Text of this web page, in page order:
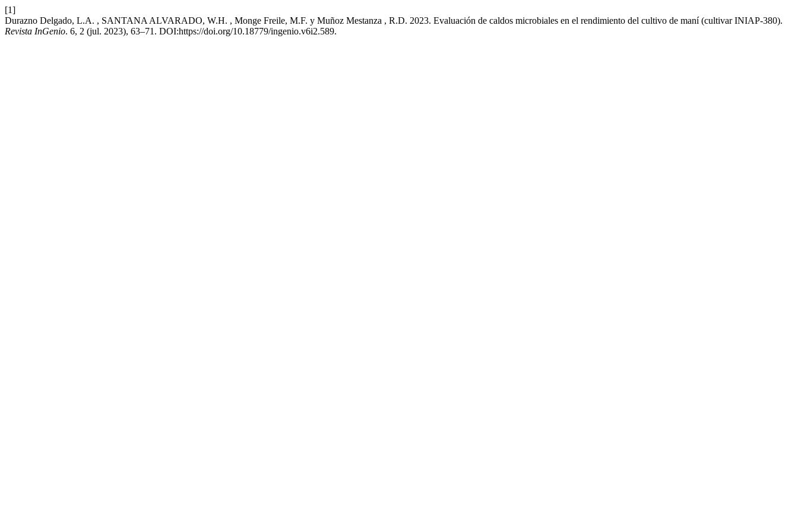
[1]
Durazno Delgado, L.A. , SANTANA ALVARADO, W.H. , Monge Freile, M.F. y Muñoz Mestanza , R.D. 2023. Evaluación de caldos microbiales en el rendimiento del cultivo de maní (cultivar INIAP-380).
Revista InGenio. 6, 2 (jul. 2023), 63–71. DOI:https://doi.org/10.18779/ingenio.v6i2.589.